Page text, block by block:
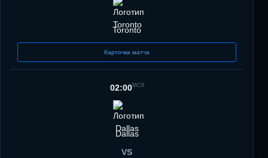
Toronto
Карточка матча
02:00МСК
Dallas
VS